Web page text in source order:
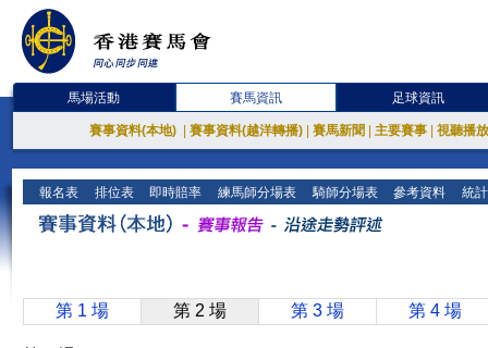
馬場活動 賽馬資訊 足球資訊
賽事資料(本地) 賽事資料(越洋轉播) 賽馬新聞 主要賽事 視聽播
報名表 排位表 即時賠率 練馬師分場表 騎師分場表 參考資料 統
第 1 場 第 2 場 第 3 場 第 4 場